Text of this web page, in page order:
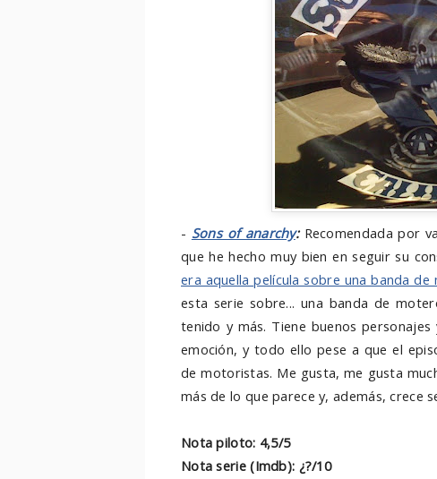
- Sons of anarchy:Recomendada por
que he hecho muy bien en seguir su
era aquella película sobre una banda de
esta serie sobre... una banda de
tenido y más. Tiene buenos
emoción, y todo ello pese a que el
de motoristas. Me gusta, me gusta
más de lo que parece y, además, crece
Nota piloto: 4,5/5
Nota serie (Imdb): ¿?/10